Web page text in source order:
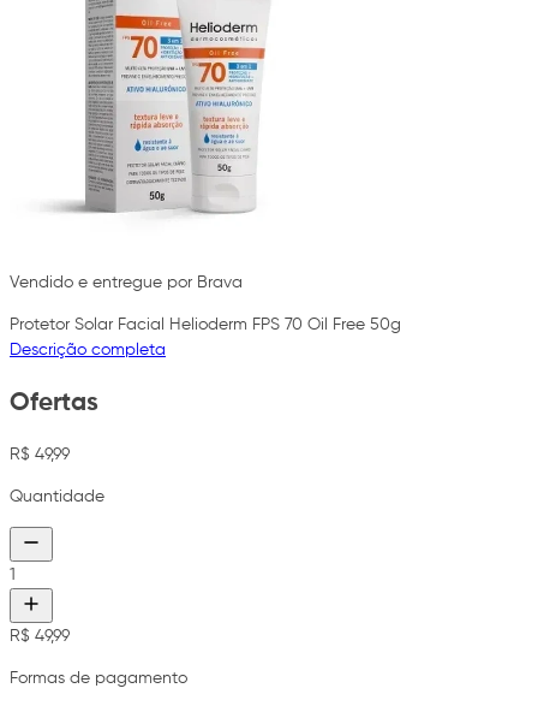
Vendido e entregue por Brava
Protetor Solar Facial Helioderm FPS 70 Oil Free 50g
Descrição completa
Ofertas
R$ 49,99
Quantidade
1
R$ 49,99
Formas de pagamento